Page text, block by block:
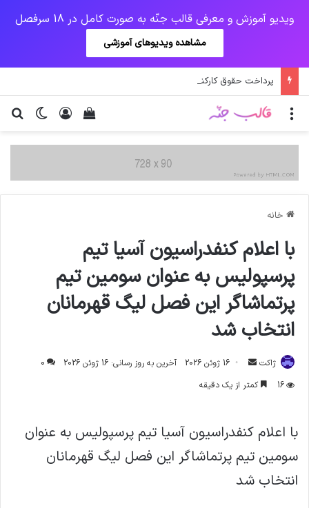
ویدیو آموزش و معرفی قالب جنّه به صورت کامل در 18 سرفصل
مشاهده ویدیوهای آموزشی
تغییر ورود
دیدن سبد خرید منو
خانه
با اعلام کنفدراسیون آسیا تیم
پرسپولیس به عنوان سومین تیم
پرتماشاگر این فصل لیگ قهرمانان
انتخاب شد
ژاکت
ارسال
ایمیل
16 ژوئن 2026 آخرین به روز رسانی: 16 ژوئن 2026
0
16
کمتر از یک دقیقه
با اعلام کنفدراسیون آسیا تیم پرسپولیس به عنوان
سومین تیم پرتماشاگر این فصل لیگ قهرمانان
انتخاب شد